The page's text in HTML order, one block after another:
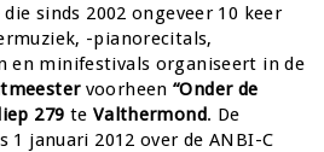
sinds 2002 ongeveer 10 keer
-pianorecitals,
en minifestivals organiseert in de
voorheen “Onder de
279 te Valthermond. De
januari 2012 over de ANBI-C